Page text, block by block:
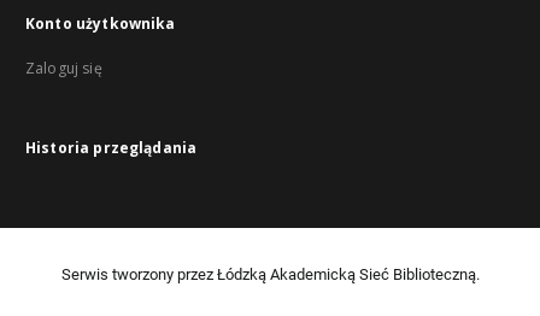
Konto użytkownika
Zaloguj się
Historia przeglądania
Serwis tworzony przez Łódzką Akademicką Sieć Biblioteczną.